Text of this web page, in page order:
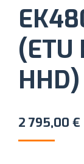
(ETU
HHD)
2 795,00 €